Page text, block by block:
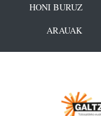
HONI BURUZ
ARAUAK